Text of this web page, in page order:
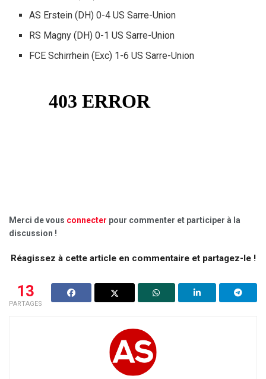
AS Erstein (DH) 0-4 US Sarre-Union
RS Magny (DH) 0-1 US Sarre-Union
FCE Schirrhein (Exc) 1-6 US Sarre-Union
Merci de vous connecter pour commenter et participer à la
discussion !
Réagissez à cette article en commentaire et partagez-le !
13
PARTAGES